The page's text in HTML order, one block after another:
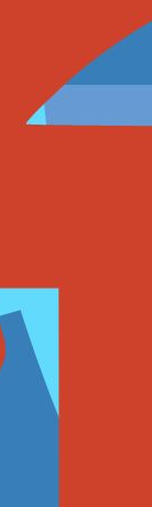
扩展即可将数据
索等复杂数据类
据，并通过